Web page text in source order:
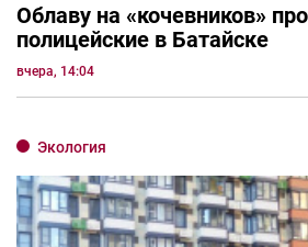
Облаву на «кочевников»
полицейские в Батайске
вчера, 14:04
Экология